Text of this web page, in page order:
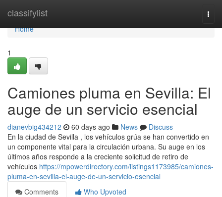
classifylist
Home
Home
1
Camiones pluma en Sevilla: El
auge de un servicio esencial
dianevbig434212 60 days ago News
Discuss
En la ciudad de Sevilla , los vehículos grúa se han convertido en
un componente vital para la circulación urbana. Su auge en los
últimos años responde a la creciente solicitud de retiro de
vehículos https://mpowerdirectory.com/listings1173985/camiones-
pluma-en-sevilla-el-auge-de-un-servicio-esencial
Comments
Who Upvoted